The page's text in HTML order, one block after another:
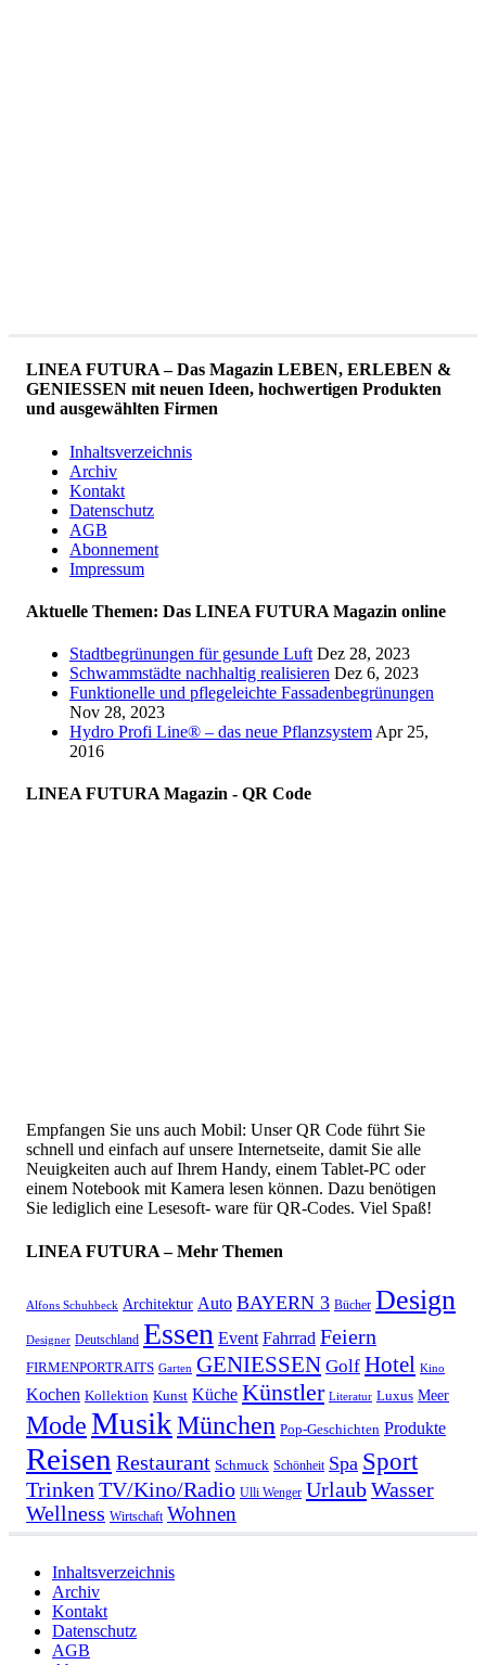
LINEA FUTURA – Das Magazin LEBEN, ERLEBEN &
GENIESSEN mit neuen Ideen, hochwertigen Produkten
und ausgewählten Firmen
Inhaltsverzeichnis
Archiv
Kontakt
Datenschutz
AGB
Abonnement
Impressum
Aktuelle Themen: Das LINEA FUTURA Magazin online
Stadtbegrünungen für gesunde Luft Dez 28, 2023
Schwammstädte nachhaltig realisieren Dez 6, 2023
Funktionelle und pflegeleichte Fassadenbegrünungen
Nov 28, 2023
Hydro Profi Line® – das neue Pflanzsystem Apr 25,
2016
LINEA FUTURA Magazin - QR Code
Empfangen Sie uns auch Mobil: Unser QR Code führt Sie
schnell und einfach auf unsere Internetseite, damit Sie alle
Neuigkeiten auch auf Ihrem Handy, einem Tablet-PC oder
einem Notebook mit Kamera lesen können. Dazu benötigen
Sie lediglich eine Lesesoft- ware für QR-Codes. Viel Spaß!
LINEA FUTURA – Mehr Themen
Alfons Schuhbeck Architektur Auto BAYERN 3 Bücher Design
Designer Deutschland Essen Event Fahrrad Feiern
FIRMENPORTRAITS Garten GENIESSEN Golf Hotel Kino
Kochen Kollektion Kunst Küche Künstler Literatur Luxus Meer
ModeMusikMünchen Pop-Geschichten Produkte
Reisen Restaurant Schmuck Schönheit Spa Sport
Trinken TV/Kino/Radio Ulli Wenger UrlaubWasser
Wellness Wirtschaft Wohnen
Inhaltsverzeichnis
Archiv
Kontakt
Datenschutz
AGB